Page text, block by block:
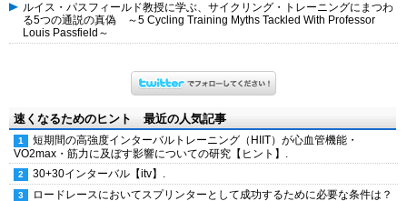
ルイス・パスフィールド教授に学ぶ、サイクリング・トレーニングにまつわ
る5つの通説の真偽 ～5 Cycling Training Myths Tackled With Professor
Louis Passfield～
速くなるためのヒント 最近の人気記事
短期間の高強度インターバルトレーニング（HIIT）が心血管機能・
VO2max・筋力に及ぼす影響についての研究【ヒント】.
30+30インターバル【itv】.
ロードレースにおいてスプリンターとして成功するために必要な条件は？